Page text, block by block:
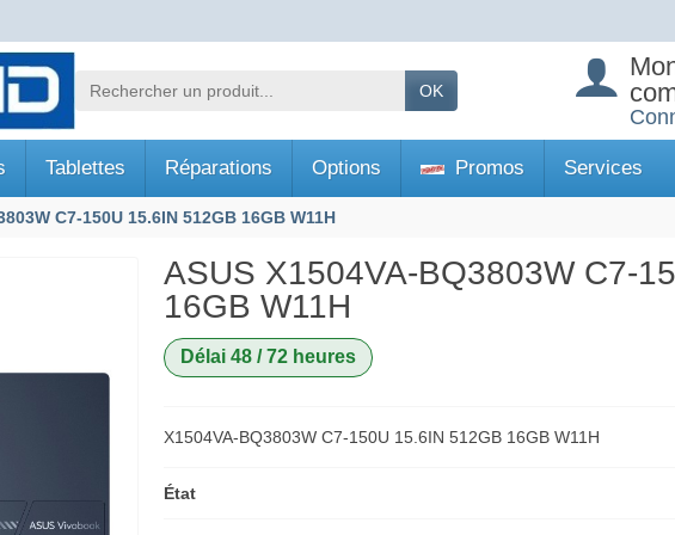
OK
Tablettes Réparations Options Promos Services
C7-150U 15.6IN 512GB 16GB W11H
ASUS X1504VA-BQ3803W C7-
16GB W11H
Délai 48 / 72 heures
X1504VA-BQ3803W C7-150U 15.6IN 512GB 16GB W11H
État